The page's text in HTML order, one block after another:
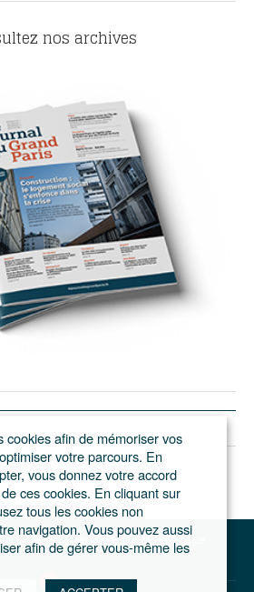
nos archives
du développement de l'Ile-de-France
cookies afin de mémoriser vos
votre parcours. En
vous donnez votre accord
ces cookies. En cliquant sur
tous les cookies non
navigation. Vous pouvez aussi
afin de gérer vous-même les